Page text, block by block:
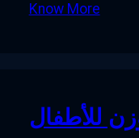
Know More
للأطفال